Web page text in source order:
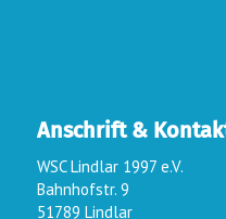
Anschrift &
WSC Lindlar 1997 e.V.
Bahnhofstr. 9
51789 Lindlar